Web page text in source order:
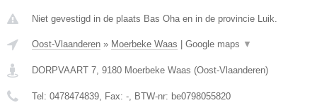
Niet gevestigd in de plaats Bas Oha en in de provincie Luik.
Oost-Vlaanderen » Moerbeke Waas | Google maps ▼
DORPVAART 7 9180 Moerbeke Waas (Oost-Vlaanderen)
Tel: 0478474839 , Fax: - , BTW-nr: be0798055820